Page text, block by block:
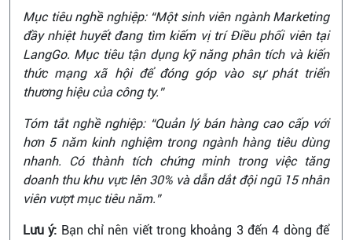
Mục tiêu nghề nghiệp: “Một sinh viên ngành Marketing
đầy nhiệt huyết đang tìm kiếm vị trí Điều phối viên tại
LangGo. Mục tiêu tận dụng kỹ năng phân tích và kiến
thức mạng xã hội để đóng góp vào sự phát triển
thương hiệu của công ty.”
Tóm tắt nghề nghiệp: “Quản lý bán hàng cao cấp với
hơn 5 năm kinh nghiệm trong ngành hàng tiêu dùng
nhanh. Có thành tích chứng minh trong việc tăng
doanh thu khu vực lên 30% và dẫn dắt đội ngũ 15 nhân
viên vượt mục tiêu năm.”
Lưu ý: Bạn chỉ nên viết trong khoảng 3 đến 4 dòng để